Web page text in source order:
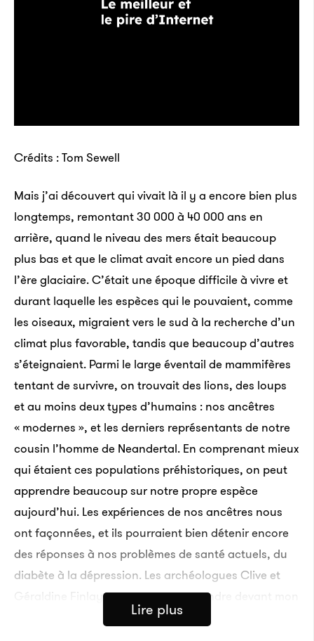
Crédits : Tom Sewell
Mais j’ai découvert qui vivait là il y a encore bien plus
longtemps, remontant 30 000 à 40 000 ans en
arrière, quand le niveau des mers était beaucoup
plus bas et que le climat avait encore un pied dans
l’ère glaciaire. C’était une époque difficile à vivre et
durant laquelle les espèces qui le pouvaient, comme
les oiseaux, migraient vers le sud à la recherche d’un
climat plus favorable, tandis que beaucoup d’autres
s’éteignaient. Parmi le large éventail de mammifères
tentant de survivre, on trouvait des lions, des loups
et au moins deux types d’humains : nos ancêtres
« modernes », et les derniers représentants de notre
cousin l’homme de Neandertal. En comprenant mieux
qui étaient ces populations préhistoriques, on peut
apprendre beaucoup sur notre propre espèce
aujourd’hui. Les expériences de nos ancêtres nous
ont façonnées, et ils pourraient bien détenir encore
des réponses à nos problèmes de santé actuels, du
diabète à la dépression. Les archéologues Clive et
Géraldine Finlayson passent me prendre devant mon
hôtel dans une voiture qui, elle-même, a l’air assez
Lire plus